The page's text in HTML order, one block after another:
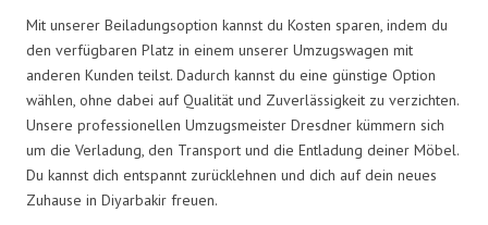
Mit unserer Beiladungsoption kannst du Kosten sparen, indem du
den verfügbaren Platz in einem unserer Umzugswagen mit
anderen Kunden teilst. Dadurch kannst du eine günstige Option
wählen, ohne dabei auf Qualität und Zuverlässigkeit zu verzichten.
Unsere professionellen Umzugsmeister Dresdner kümmern sich
um die Verladung, den Transport und die Entladung deiner Möbel.
Du kannst dich entspannt zurücklehnen und dich auf dein neues
Zuhause in Diyarbakir freuen.